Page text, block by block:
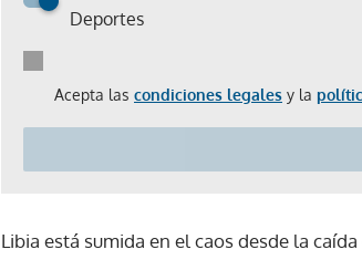
Deportes
Acepta las condiciones legales y la
Libia está sumida en el caos desde la